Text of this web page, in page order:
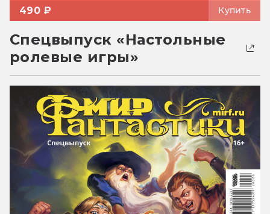
490 ₽ Купить
Спецвыпуск «Настольные
ролевые игры»